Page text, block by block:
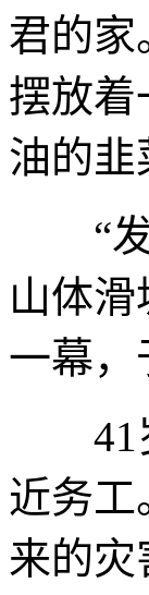
君的家
摆放着
油的韭
“发
山体
一幕，
41岁
近务
来的灾